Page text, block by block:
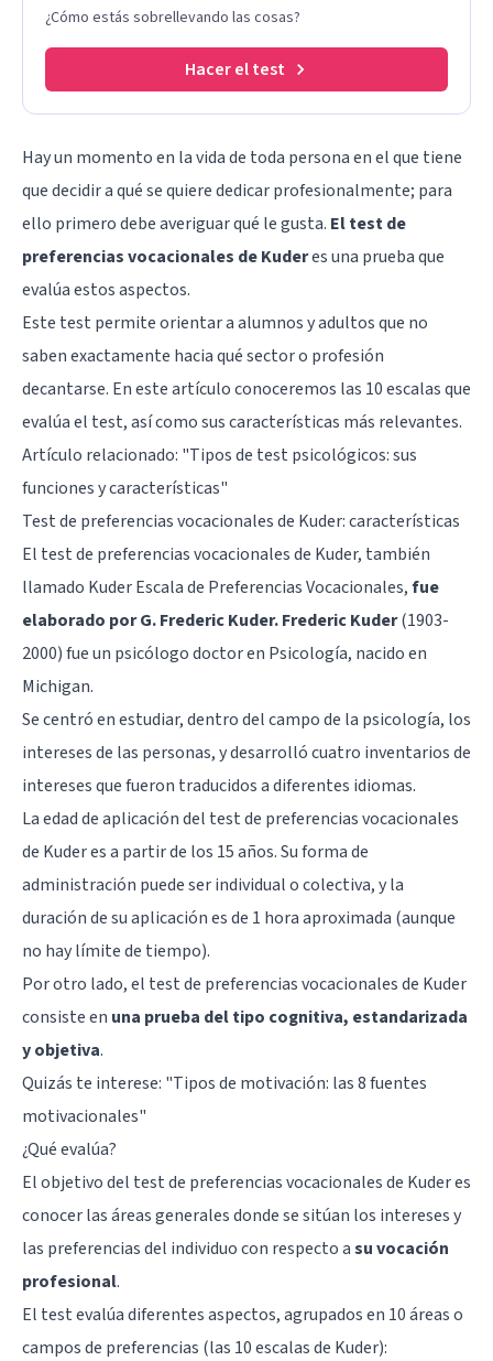
¿Cómo estás sobrellevando las cosas?
Hacer el test
Hay un momento en la vida de toda persona en el que tiene
que decidir a qué se quiere dedicar profesionalmente; para
ello primero debe averiguar qué le gusta. El test de
preferencias vocacionales de Kuderes una prueba que
evalúa estos aspectos.
Este test permite orientar a alumnos y adultos que no
saben exactamente hacia qué sector o profesión
decantarse. En este artículo conoceremos las 10 escalas que
evalúa el test, así como sus características más relevantes.
Artículo relacionado: "Tipos de test psicológicos: sus
funciones y características"
Test de preferencias vocacionales de Kuder: características
El test de preferencias vocacionales de Kuder, también
llamado Kuder Escala de Preferencias Vocacionales,fue
elaborado por G. Frederic Kuder. Frederic Kuder(1903-
2000) fue un psicólogo doctor en Psicología, nacido en
Michigan.
Se centró en estudiar, dentro del campo de la psicología, los
intereses de las personas, y desarrolló cuatro inventarios de
intereses que fueron traducidos a diferentes idiomas.
La edad de aplicación del test de preferencias vocacionales
de Kuder es a partir de los 15 años. Su forma de
administración puede ser individual o colectiva, y la
duración de su aplicación es de 1 hora aproximada (aunque
no hay límite de tiempo).
Por otro lado, el test de preferencias vocacionales de Kuder
consiste en una prueba del tipo cognitiva, estandarizada
y objetiva.
Quizás te interese: "Tipos de motivación: las 8 fuentes
motivacionales"
¿Qué evalúa?
El objetivo del test de preferencias vocacionales de Kuder es
conocer las áreas generales donde se sitúan los intereses y
las preferencias del individuo con respecto asu vocación
profesional.
El test evalúa diferentes aspectos, agrupados en 10 áreas o
campos de preferencias (las 10 escalas de Kuder):